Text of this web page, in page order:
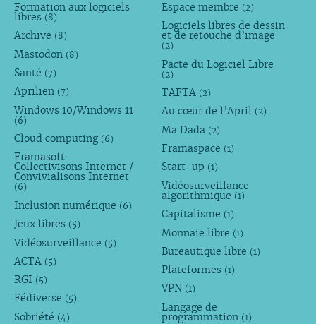
Formation aux logiciels
libres (8)
Archive (8)
Mastodon (8)
Santé (7)
Aprilien (7)
Windows 10/Windows 11
(6)
Cloud computing (6)
Framasoft -
Collectivisons Internet /
Convivialisons Internet
(6)
Inclusion numérique (6)
Jeux libres (5)
Vidéosurveillance (5)
ACTA (5)
RGI (5)
Fédiverse (5)
Sobriété (4)
Espace membre (2)
Logiciels libres de dessin
et de retouche d’image
(2)
Pacte du Logiciel Libre
(2)
TAFTA (2)
Au cœur de l’April (2)
Ma Dada (2)
Framaspace (1)
Start-up (1)
Vidéosurveillance
algorithmique (1)
Capitalisme (1)
Monnaie libre (1)
Bureautique libre (1)
Plateformes (1)
VPN (1)
Langage de
programmation (1)